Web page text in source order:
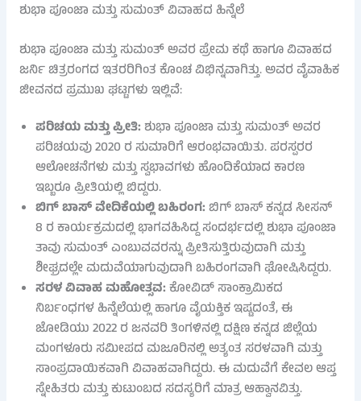
ಶುಭಾ ಪೂಂಜಾ ಮತ್ತು ಸುಮಂತ್ ವಿವಾಹದ ಹಿನ್ನೆಲೆ
ಶುಭಾ ಪೂಂಜಾ ಮತ್ತು ಸುಮಂತ್ ಅವರ ಪ್ರೇಮ ಕಥೆ ಹಾಗೂ ವಿವಾಹದ
ಜರ್ನಿ ಚಿತ್ರರಂಗದ ಇತರರಿಗಿಂತ ಕೊಂಚ ವಿಭಿನ್ನವಾಗಿತ್ತು. ಅವರ ವೈವಾಹಿಕ
ಜೀವನದ ಪ್ರಮುಖ ಘಟ್ಟಗಳು ಇಲ್ಲಿವೆ:
ಪರಿಚಯ ಮತ್ತು ಪ್ರೀತಿ:ಶುಭಾ ಪೂಂಜಾ ಮತ್ತು ಸುಮಂತ್ ಅವರ
ಪರಿಚಯವು 2020 ರ ಸುಮಾರಿಗೆ ಆರಂಭವಾಯಿತು. ಪರಸ್ಪರರ
ಆಲೋಚನೆಗಳು ಮತ್ತು ಸ್ವಭಾವಗಳು ಹೊಂದಿಕೆಯಾದ ಕಾರಣ
ಇಬ್ಬರೂ ಪ್ರೀತಿಯಲ್ಲಿ ಬಿದ್ದರು.
ಬಿಗ್ ಬಾಸ್ ವೇದಿಕೆಯಲ್ಲಿ ಬಹಿರಂಗ:ಬಿಗ್ ಬಾಸ್ ಕನ್ನಡ ಸೀಸನ್
8 ರ ಕಾರ್ಯಕ್ರಮದಲ್ಲಿ ಭಾಗವಹಿಸಿದ್ದ ಸಂದರ್ಭದಲ್ಲಿ ಶುಭಾ ಪೂಂಜಾ
ತಾವು ಸುಮಂತ್ ಎಂಬುವವರನ್ನು ಪ್ರೀತಿಸುತ್ತಿರುವುದಾಗಿ ಮತ್ತು
ಶೀಘ್ರದಲ್ಲೇ ಮದುವೆಯಾಗುವುದಾಗಿ ಬಹಿರಂಗವಾಗಿ ಘೋಷಿಸಿದ್ದರು.
ಸರಳ ವಿವಾಹ ಮಹೋತ್ಸವ:ಕೋವಿಡ್ ಸಾಂಕ್ರಾಮಿಕದ
ನಿರ್ಬಂಧಗಳ ಹಿನ್ನೆಲೆಯಲ್ಲಿ ಹಾಗೂ ವೈಯಕ್ತಿಕ ಇಷ್ಟದಂತೆ, ಈ
ಜೋಡಿಯು 2022 ರ ಜನವರಿ ತಿಂಗಳಿನಲ್ಲಿ ದಕ್ಷಿಣ ಕನ್ನಡ ಜಿಲ್ಲೆಯ
ಮಂಗಳೂರು ಸಮೀಪದ ಮಜೂರಿನಲ್ಲಿ ಅತ್ಯಂತ ಸರಳವಾಗಿ ಮತ್ತು
ಸಾಂಪ್ರದಾಯಿಕವಾಗಿ ವಿವಾಹವಾಗಿದ್ದರು. ಈ ಮದುವೆಗೆ ಕೇವಲ ಆಪ್ತ
ಸ್ನೇಹಿತರು ಮತ್ತು ಕುಟುಂಬದ ಸದಸ್ಯರಿಗೆ ಮಾತ್ರ ಆಹ್ವಾನವಿತ್ತು.